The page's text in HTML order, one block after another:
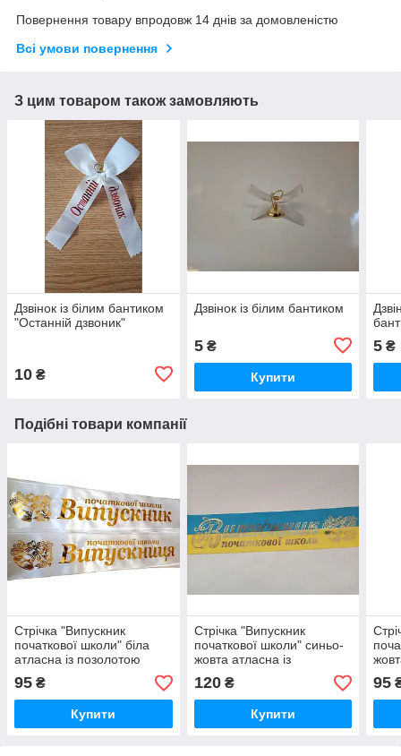
Повернення товару впродовж 14 днів за домовленістю
Всі умови повернення
З цим товаром також замовляють
Дзвінок із білим бантиком
"Останній дзвоник"
10 ₴
Дзвінок із білим бантиком
5₴
Купити
5 ₴
Подібні товари компанії
Стрічка "Випускник
початкової школи" біла
атласна із позолотою
95 ₴
Купити
Стрічка "Випускник
початкової школи" синьо-
жовта атласна із
позолотою
120₴
Купити
95